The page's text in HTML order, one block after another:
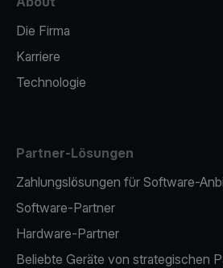
Die Firma
Karriere
Technologie
Partner-Lösungen
Zahlungslösungen für Software-
Software-Partner
Hardware-Partner
Beliebte Geräte von strategischen